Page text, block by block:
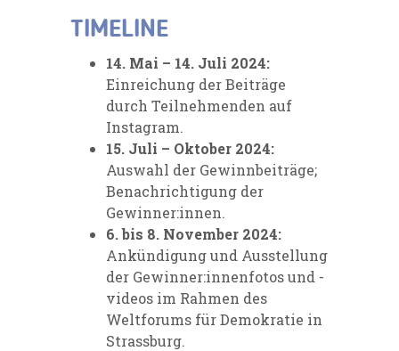
TIMELINE
14. Mai – 14. Juli 2024:
Einreichung der Beiträge
durch Teilnehmenden auf
Instagram.
15. Juli – Oktober 2024:
Auswahl der Gewinnbeiträge;
Benachrichtigung der
Gewinner:innen.
6. bis 8. November 2024:
Ankündigung und Ausstellung
der Gewinner:innenfotos und -
videos im Rahmen des
Weltforums für Demokratie in
Strassburg.